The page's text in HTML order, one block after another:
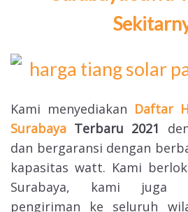
Kami menyediakan Daftar
Surabaya Terbaru 2021
dan bergaransi dengan
kapasitas watt. Kami
Surabaya, kami juga
pengiriman ke seluruh